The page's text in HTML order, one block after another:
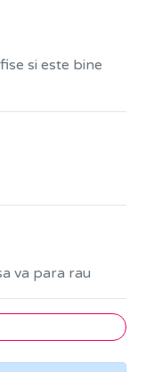
si este bine
va para rau